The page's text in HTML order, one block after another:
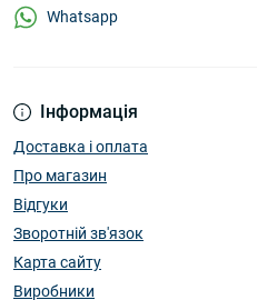
Інформація
Доставка і оплата
Про магазин
Відгуки
Зворотній зв'язок
Карта сайту
Виробники
Whatsapp